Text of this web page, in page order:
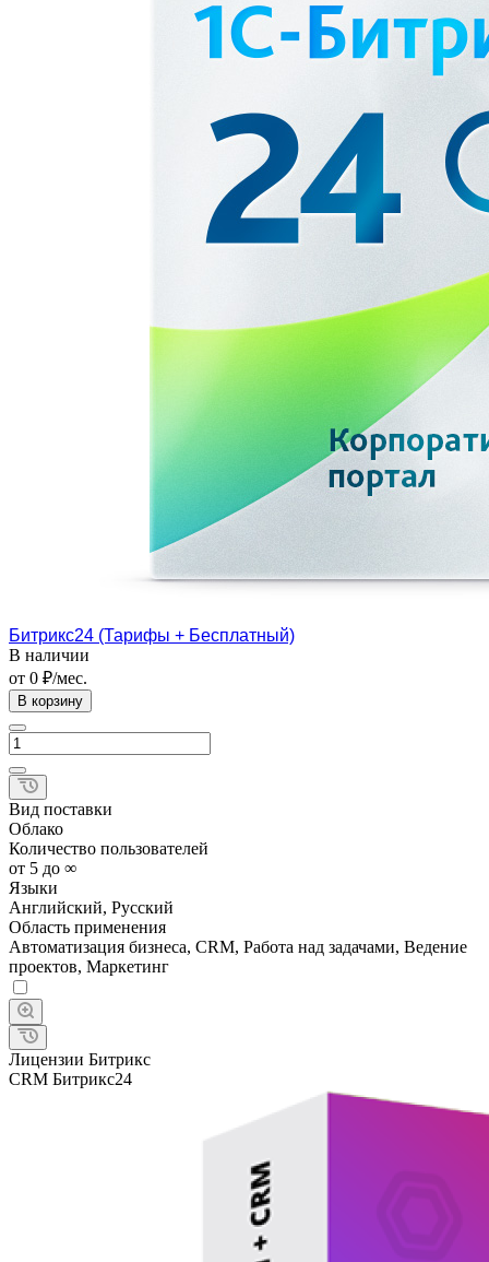
Битрикс24 (Тарифы + Бесплатный)
В наличии
от 0 ₽/мес.
В корзину
Вид поставки
Облако
Количество пользователей
от 5 до ∞
Языки
Английский, Русский
Область применения
Автоматизация бизнеса, CRM, Работа над задачами, Ведение
проектов, Маркетинг
Лицензии Битрикс
CRM Битрикс24